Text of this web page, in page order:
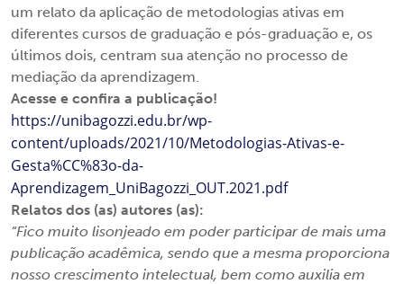
um relato da aplicação de metodologias ativas em
diferentes cursos de graduação e pós-graduação e, os
últimos dois, centram sua atenção no processo de
mediação da aprendizagem.
Acesse e confira a publicação!
https://unibagozzi.edu.br/wp-
content/uploads/2021/10/Metodologias-Ativas-e-
Gesta%CC%83o-da-
Aprendizagem_UniBagozzi_OUT.2021.pdf
Relatos dos (as) autores (as):
“Fico muito lisonjeado em poder participar de mais uma
publicação acadêmica, sendo que a mesma proporciona
nosso crescimento intelectual, bem como auxilia em